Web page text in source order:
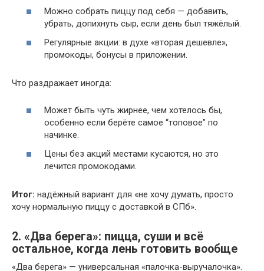
Можно собрать пиццу под себя — добавить,
убрать, допихнуть сыр, если день был тяжёлый.
Регулярные акции: в духе «вторая дешевле»,
промокоды, бонусы в приложении.
Что раздражает иногда:
Может быть чуть жирнее, чем хотелось бы,
особенно если берёте самое “топовое” по
начинке.
Цены без акций местами кусаются, но это
лечится промокодами.
Итог: надёжный вариант для «не хочу думать, просто
хочу нормальную пиццу с доставкой в СПб».
2. «Два берега»: пицца, суши и всё
остальное, когда лень готовить вообще
«Два берега» — универсальная «палочка-выручалочка».